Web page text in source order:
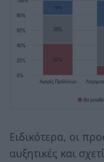
Ειδικότερα, οι
αυξητικές και